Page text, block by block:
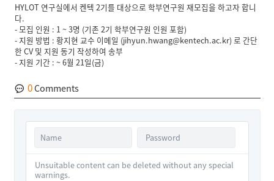
HYLOT 연구실에서 켄텍 2기를 대상으로 학부연구원 재모집을 하고자 합니
다.
- 모집 인원 : 1 ~ 3명 (기존 2기 학부연구원 인원 포함)
- 지원 방법 : 황지현 교수 이메일 (jihyun.hwang@kentech.ac.kr) 로 간단
한 CV 및 지원 동기 작성하여 송부
- 지원 기간 : ~ 6월 21일(금)
0Comments